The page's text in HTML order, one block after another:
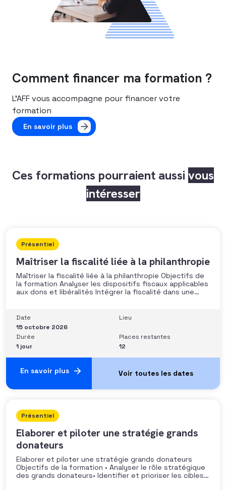
Comment financer ma formation ?
L’AFF vous accompagne pour financer votre
formation
En savoir plus
Ces formations pourraient aussi vous
intéresser
Présentiel
Maîtriser la fiscalité liée à la philanthropie
Maîtriser la fiscalité liée à la philanthropie Objectifs de
la formation Analyser les dispositifs fiscaux applicables
aux dons et libéralités Intégrer la fiscalité dans une
situations nécessitant un arbitrage juridique
Compétences et aptitudes Comprendre les régimes
Date
15 octobre 2026
Lieu
Durée
1 jour
Places restantes
12
En savoir plus
Présentiel
Elaborer et piloter une stratégie grands
donateurs
Elaborer et piloter une stratégie grands donateurs
Objectifs de la formation • Analyser le rôle stratégique
des grands donateurs• Identifier et prioriser les cibles à